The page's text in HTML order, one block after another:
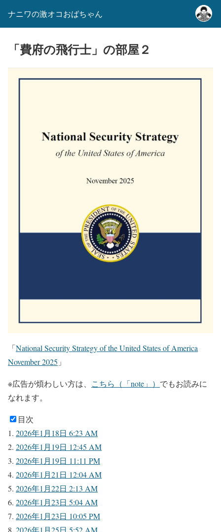
ナニワの激オコおばちゃん
「費府の飛行士」の部屋２
「National Security Strategy of the United States of America
November 2025 」
※広告が煩わしい方は、 こちら（「note」） でもお読みに
なれます。
目次
2026年1月18日 6:23 AM
2026年1月19日 12:45 AM
2026年1月19日 11:11 PM
2026年1月21日 12:04 AM
2026年1月22日 2:13 AM
2026年1月23日 5:04 AM
2026年1月23日 10:05 PM
2026年1月25日 5:52 AM